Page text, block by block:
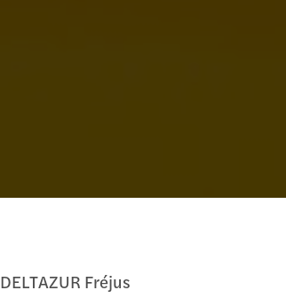
DELTAZUR Fréjus